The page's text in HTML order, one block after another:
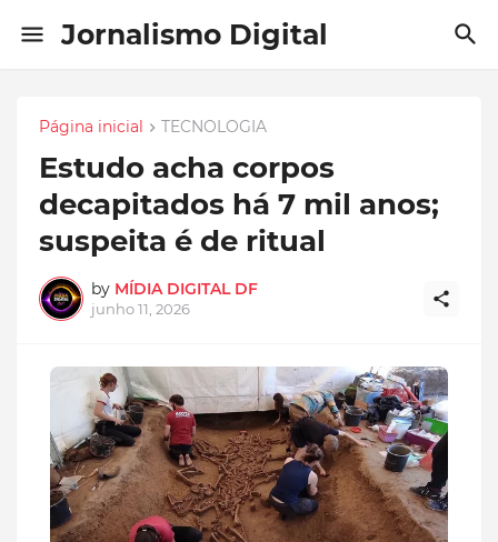
Jornalismo Digital
Página inicial TECNOLOGIA
Estudo acha corpos
decapitados há 7 mil anos;
suspeita é de ritual
by MÍDIA DIGITAL DF
junho 11, 2026